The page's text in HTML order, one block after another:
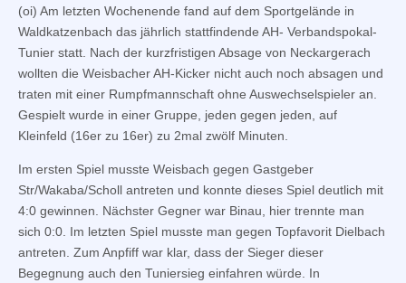
(oi) Am letzten Wochenende fand auf dem Sportgelände in
Waldkatzenbach das jährlich stattfindende AH- Verbandspokal-
Tunier statt. Nach der kurzfristigen Absage von Neckargerach
wollten die Weisbacher AH-Kicker nicht auch noch absagen und
traten mit einer Rumpfmannschaft ohne Auswechselspieler an.
Gespielt wurde in einer Gruppe, jeden gegen jeden, auf
Kleinfeld (16er zu 16er) zu 2mal zwölf Minuten.
Im ersten Spiel musste Weisbach gegen Gastgeber
Str/Wakaba/Scholl antreten und konnte dieses Spiel deutlich mit
4:0 gewinnen. Nächster Gegner war Binau, hier trennte man
sich 0:0. Im letzten Spiel musste man gegen Topfavorit Dielbach
antreten. Zum Anpfiff war klar, dass der Sieger dieser
Begegnung auch den Tuniersieg einfahren würde. In